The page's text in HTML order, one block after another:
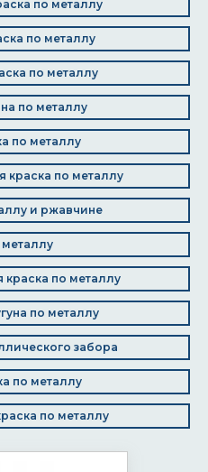
по металлу
по металлу
по металлу
по металлу
по металлу
краска по металлу
и ржавчине
краска по металлу
по металлу
забора
по металлу
по металлу